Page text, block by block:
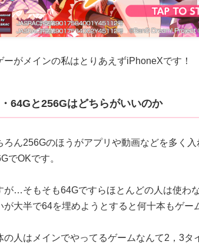
ーがメインの私はとりあえずiPhoneXです！
・64Gと256Gはどちらがいいのか
ろん256Gのほうがアプリや動画などを多く
でOKです。
が…そもそも64Gですらほとんどの人は使わ
が大半で64を埋めようとすると何十本もゲー
の人はメインでやってるゲームなんて2，3